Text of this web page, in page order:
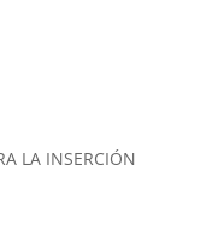
LA INSERCIÓN